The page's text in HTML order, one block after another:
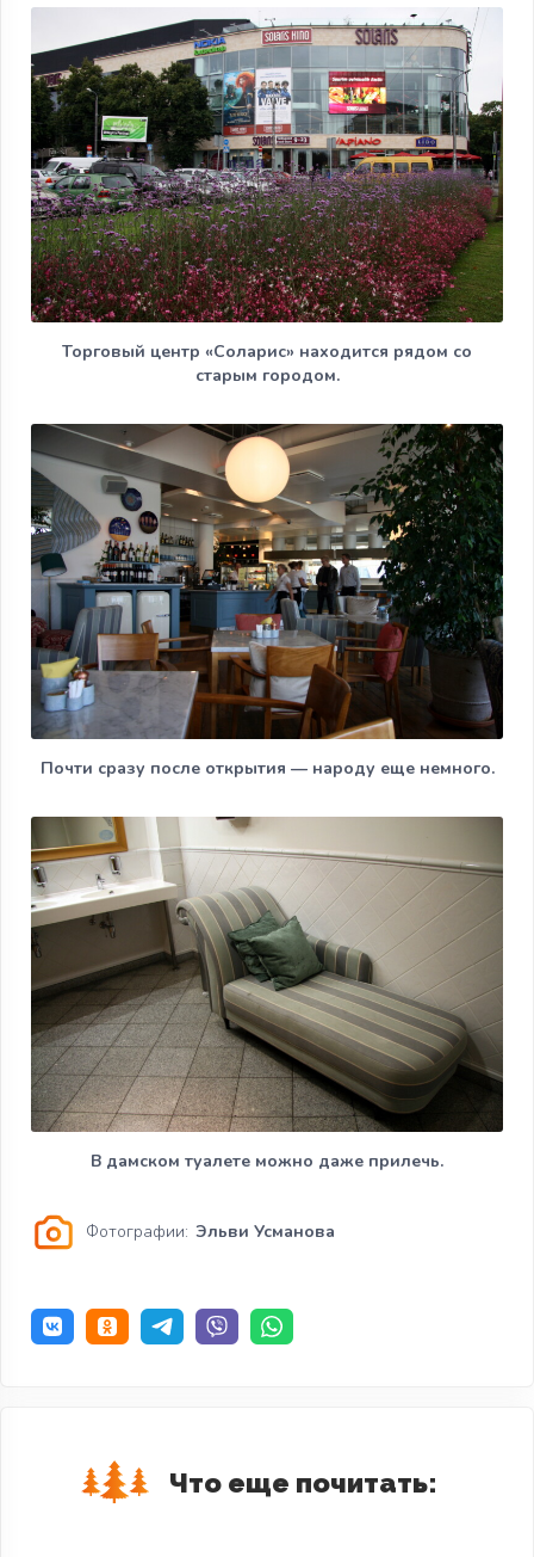
Торговый центр «Соларис» находится рядом со
старым городом.
Почти сразу после открытия — народу еще немного.
В дамском туалете можно даже прилечь.
Фотографии: Эльви Усманова
Что еще почитать: